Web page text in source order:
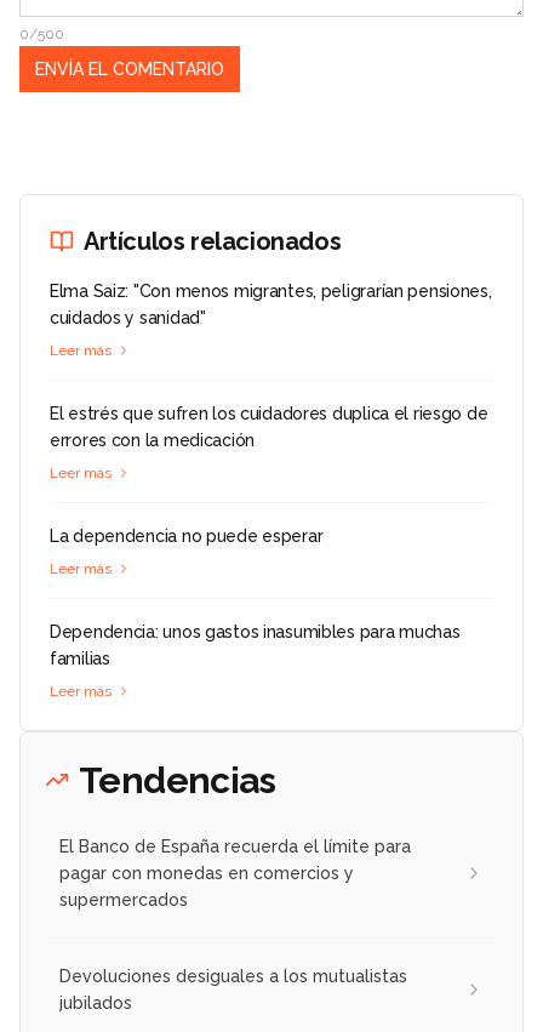
0/500
Artículos relacionados
Elma Saiz: "Con menos migrantes, peligrarían pensiones,
cuidados y sanidad"
Leer más
El estrés que sufren los cuidadores duplica el riesgo de
errores con la medicación
Leer más
La dependencia no puede esperar
Leer más
Dependencia: unos gastos inasumibles para muchas
familias
Leer más
Tendencias
El Banco de España recuerda el límite para
pagar con monedas en comercios y
supermercados
Devoluciones desiguales a los mutualistas
jubilados